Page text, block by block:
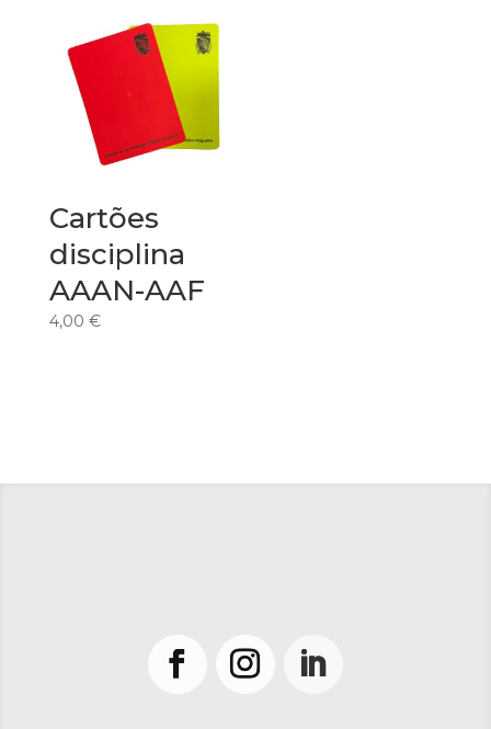
Cartões
disciplina
AAAN-AAF
4,00 €